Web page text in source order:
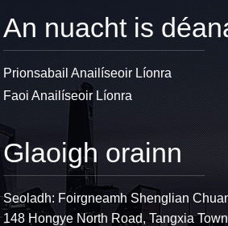
An nuacht is
Prionsabail Anailíseoir Líonra
Faoi Anailíseoir Líonra
Glaoigh orainn
Seoladh: Foirgneamh Shenglian
148 Hongye North Road, Tangxia